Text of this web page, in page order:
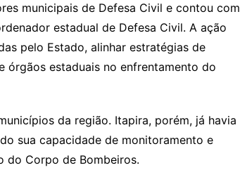
municipais de Defesa Civil e contou com
estadual de Defesa Civil. A ação
pelo Estado, alinhar estratégias de
órgãos estaduais no enfrentamento do
da região. Itapira, porém, já havia
sua capacidade de monitoramento e
do Corpo de Bombeiros.